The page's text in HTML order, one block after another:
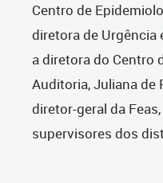
Centro de
diretora de Urgência
a diretora do Centro
Auditoria, Juliana de
diretor-geral da
supervisores dos